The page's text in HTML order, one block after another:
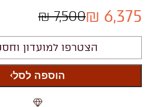
7,500 ₪ 6,375 ₪
הצטרפו למועדון וחסכו
הוספה לסל